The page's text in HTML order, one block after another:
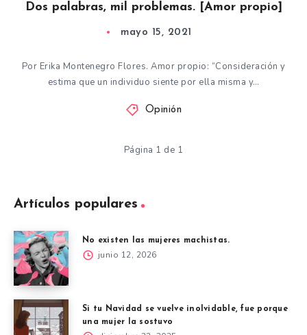
Dos palabras, mil problemas. [Amor propio]
mayo 15, 2021
Por Erika Montenegro Flores. Amor propio: “Consideración y
estima que un individuo siente por ella misma y…
Opinión
Página 1 de 1
Artículos populares
No existen las mujeres machistas.
junio 12, 2026
Si tu Navidad se vuelve inolvidable, fue porque
una mujer la sostuvo